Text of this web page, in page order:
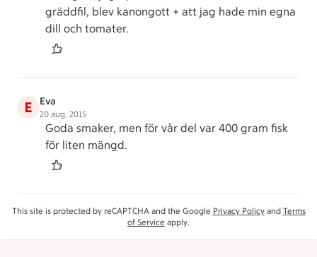
gräddfil, blev kanongott + att jag hade min egna
dill och tomater.
E Eva
20 aug. 2015
Goda smaker, men för vår del var 400 gram fisk
för liten mängd.
This site is protected by reCAPTCHA and the Google Privacy Policyand Terms
of Service apply.